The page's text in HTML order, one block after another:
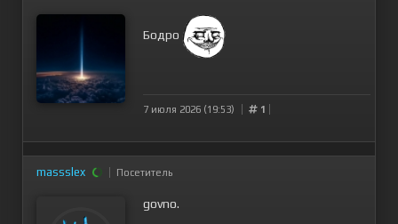
Бодро
7 июля 2026 (19:53) 1
massslex Посетитель
govno.